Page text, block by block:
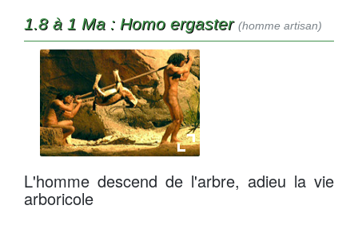
1.8 à 1 Ma : Homo ergaster (homme artisan)
L'homme descend de l'arbre, adieu la vie
arboricole